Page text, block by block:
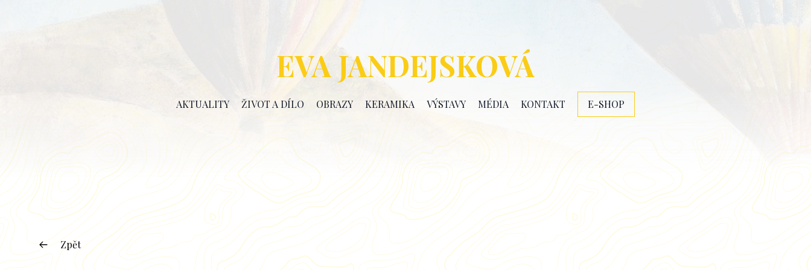
EVA JANDEJSKOVÁ
AKTUALITY ŽIVOT A DÍLO OBRAZY KERAMIKA VÝSTAVY MÉDIA KONTAKT E-SHOP
Zpět